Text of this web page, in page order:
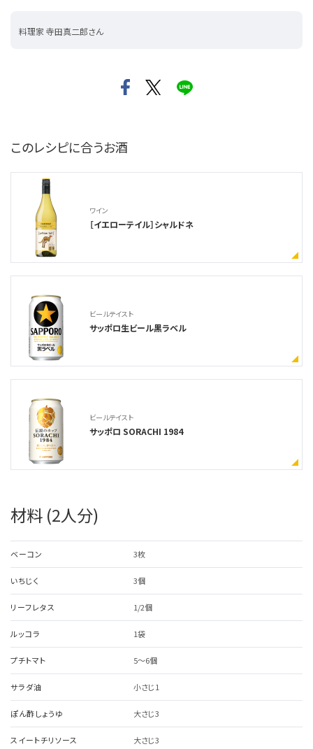
料理家 寺田真二郎さん
このレシピに合うお酒
ワイン
［イエローテイル］シャルドネ
ビールテイスト
サッポロ生ビール黒ラベル
ビールテイスト
サッポロ SORACHI 1984
材料 (2人分)
ベーコン 3枚
いちじく 3個
リーフレタス 1/2個
ルッコラ 1袋
プチトマト 5～6個
サラダ油 小さじ1
ぽん酢しょうゆ 大さじ3
スイートチリソース 大さじ3